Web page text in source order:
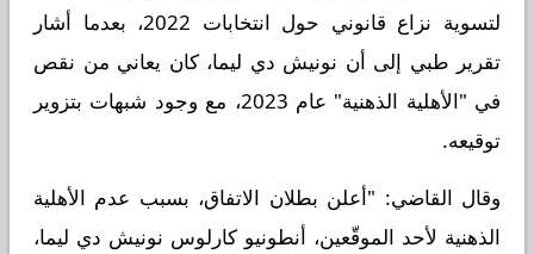
لتسوية نزاع قانوني حول انتخابات 2022، بعدما أشار
تقرير طبي إلى أن نونيش دي ليما، كان يعاني من نقص
في "الأهلية الذهنية" عام 2023، مع وجود شبهات بتزوير
توقيعه.
وقال القاضي: "أعلن بطلان الاتفاق، بسبب عدم الأهلية
الذهنية لأحد الموقّعين، أنطونيو كارلوس نونيش دي ليما،